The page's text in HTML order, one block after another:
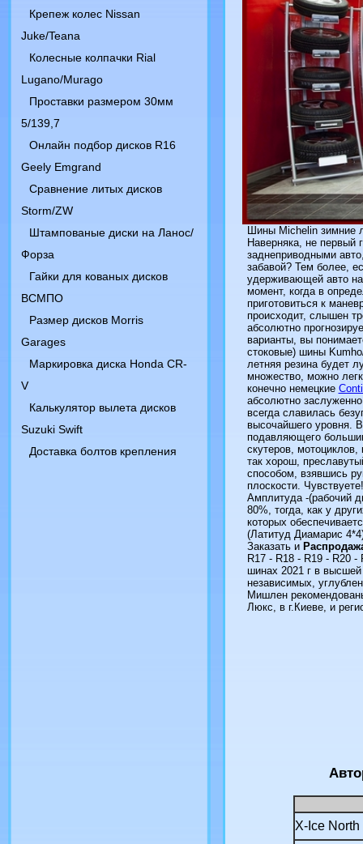
Крепеж колес Nissan
Juke/Teana
Колесные колпачки Rial
Lugano/Murago
Проставки размером 30мм
5/139,7
Онлайн подбор дисков R16
Geely Emgrand
Сравнение литых дисков
Storm/ZW
Штампованые диски на Ланос/
Форза
Гайки для кованых дисков
ВСМПО
Размер дисков Morris
Garages
Маркировка диска Honda CR-
V
Калькулятор вылета дисков
Suzuki Swift
Доставка болтов крепления
Шины Michelin зимние
Наверняка, не первый
заднеприводными
забавой? Тем более,
удерживающей авто
момент, когда в
приготовиться к
происходит, слышен
абсолютно
варианты, вы
стоковые) шины
летняя резина будет
множество, можно
конечно немецкие
абсолютно
всегда славилась
высочайшего уровня.
подавляющего
скутеров,
так хорош,
способом, взявшись
плоскости.
Амплитуда -(рабочий
80%, тогда, как у
которых
(Латитуд Диамарис
Заказать и
R17 - R18 - R19 - R20
шинах 2021 г в
независимых,
Мишлен
Люкс, в г.Киеве, и
X-Ice North